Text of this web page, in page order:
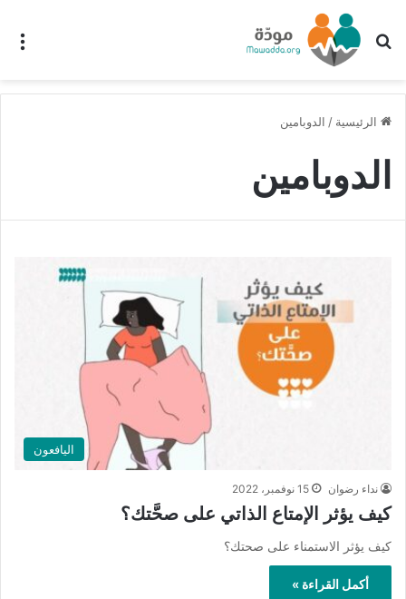
بحث عن
الرئيسية / الدوبامين
الدوبامين
اليافعون
نداء رضوان 15 نوفمبر، 2022
كيف يؤثر الإمتاع الذاتي على صحَّتك؟
كيف يؤثر الاستمناء على صحتك؟
أكمل القراءة »